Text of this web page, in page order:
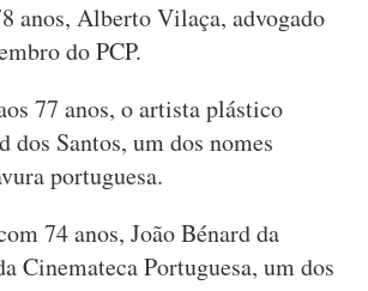
anos, Alberto Vilaça, advogado
do PCP.
77 anos, o artista plástico
dos Santos, um dos nomes
portuguesa.
74 anos, João Bénard da
Cinemateca Portuguesa, um dos